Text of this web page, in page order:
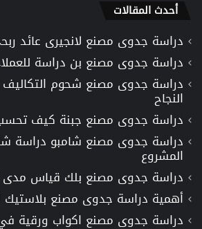
أحدث المقالات
دراسة جدوى مصنع لانجيرى عائد
دراسة جدوى مصنع بن دراسة
دراسة جدوى مصنع شحوم التكاليف
النجاح
دراسة جدوى مصنع جبنة كيف تحسب
دراسة جدوى مصنع شامبو دراسة
المشروع
دراسة جدوى مصنع بلك قياس مدى
أهمية دراسة جدوى مصنع بلاستيك
دراسة جدوى مصنع اكواب ورقية